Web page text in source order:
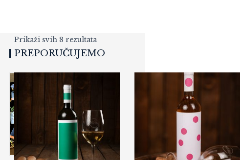
PREPORUČUJEMO
POKLON PAKET
WINEMOMENTS
„PREMIUM CLASSIC“
127,20
Prikaži svih 8 rezultata